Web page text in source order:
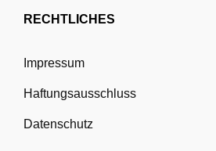
RECHTLICHES
Impressum
Haftungsausschluss
Datenschutz